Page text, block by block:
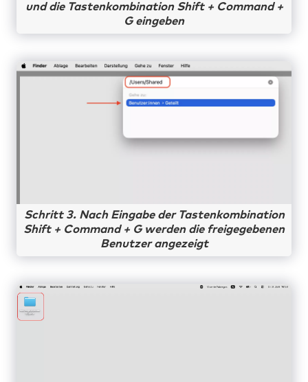
und die Tastenkombination Shift + Command +
G eingeben
Schritt 3. Nach Eingabe der Tastenkombination
Shift + Command + G werden die freigegebenen
Benutzer angezeigt